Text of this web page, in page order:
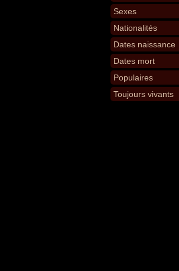
Sexes
Nationalités
Dates naissance
Dates mort
Populaires
Toujours vivants